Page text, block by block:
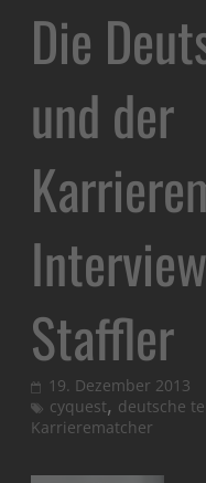
Die
und der
Staffler
19. Dezember 2013
cyquest, deutsche
Karrierematcher